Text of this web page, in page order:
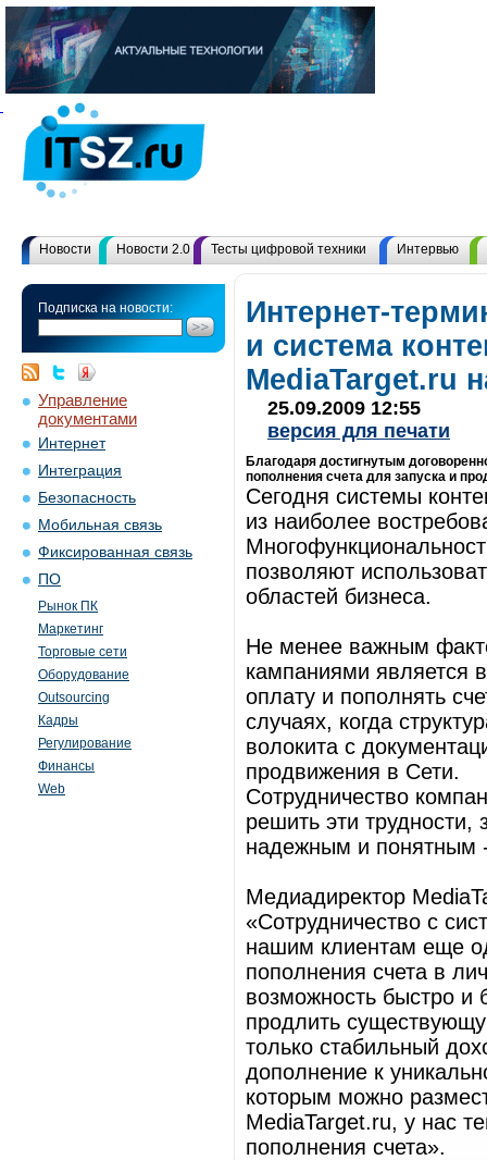
Новости Новости 2.0 Тесты цифровой техники Интервью
Подписка на новости:
Управление
документами
Интернет
Интеграция
Безопасность
Мобильная связь
Фиксированная связь
ПО
Рынок ПК
Маркетинг
Торговые сети
Оборудование
Outsourcing
Кадры
Регулирование
Финансы
Web
Интернет-
и система
MediaTarget.ru
25.09.2009 12:55
версия для печати
Благодаря достигнутым
пополнения счета для запуска и
Сегодня системы
из наиболее
позволяют
областей бизнеса.
Не менее важным
кампаниями является
оплату и пополнять
случаях, когда
волокита с
продвижения в Сети.
Сотрудничество
решить эти
надежным и понятным
Медиадиректор
«Сотрудничество с
нашим клиентам еще
пополнения счета в
возможность быстро и
продлить
только стабильный
дополнение к
которым можно
MediaTarget.ru, у нас
пополнения счета».